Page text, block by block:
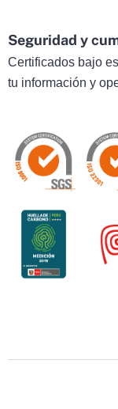
Seguridad y
Certificados bajo
tu información y